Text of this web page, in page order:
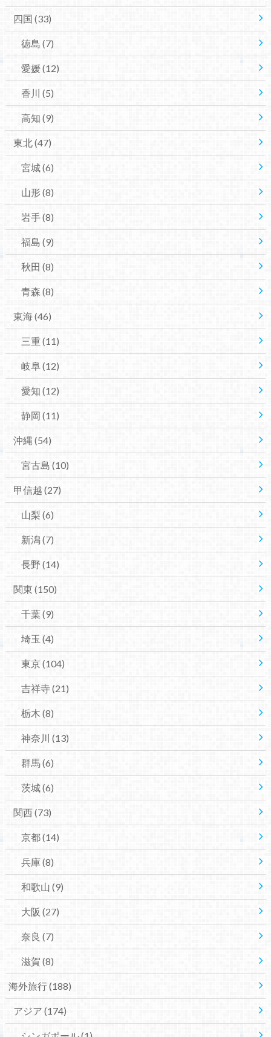
四国 (33)
徳島 (7)
愛媛(12)
香川 (5)
高知 (9)
東北(47)
宮城(6)
山形 (8)
岩手(8)
福島 (9)
秋田 (8)
青森 (8)
東海(46)
三重(11)
岐阜 (12)
愛知 (12)
静岡 (11)
沖縄 (54)
宮古島 (10)
甲信越 (27)
山梨 (6)
新潟 (7)
長野 (14)
関東 (150)
千葉(9)
埼玉 (4)
東京(104)
吉祥寺(21)
栃木 (8)
神奈川 (13)
群馬(6)
茨城(6)
関西(73)
京都(14)
兵庫(8)
和歌山 (9)
大阪 (27)
奈良 (7)
滋賀 (8)
海外旅行(188)
アジア (174)